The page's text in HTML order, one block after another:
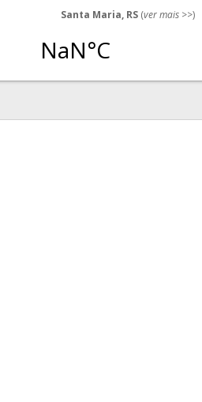
Santa Maria, RS (ver mais >>)